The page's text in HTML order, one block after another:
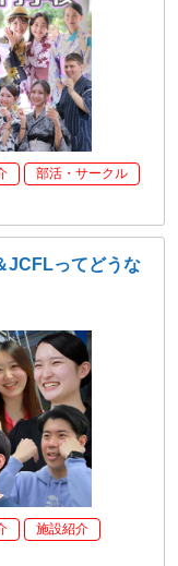
部活・サークル
JCFLってどうな
施設紹介